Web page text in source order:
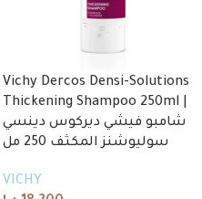
Vichy Dercos Densi-Solutions
Thickening Shampoo 250ml |
شامبو فيشي ديركوس دينسي
سوليوشنز المكثف 250 مل
VICHY